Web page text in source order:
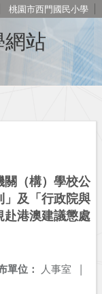
桃園市西門國民小學
關（構）學校公
」及「行政院與
赴港澳建議懲處
單位： 人事室 |